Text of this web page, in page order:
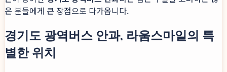
은 분들에게 큰 장점으로 다가옵니다.
경기도 광역버스 안과, 라움스마일의 특
별한 위치